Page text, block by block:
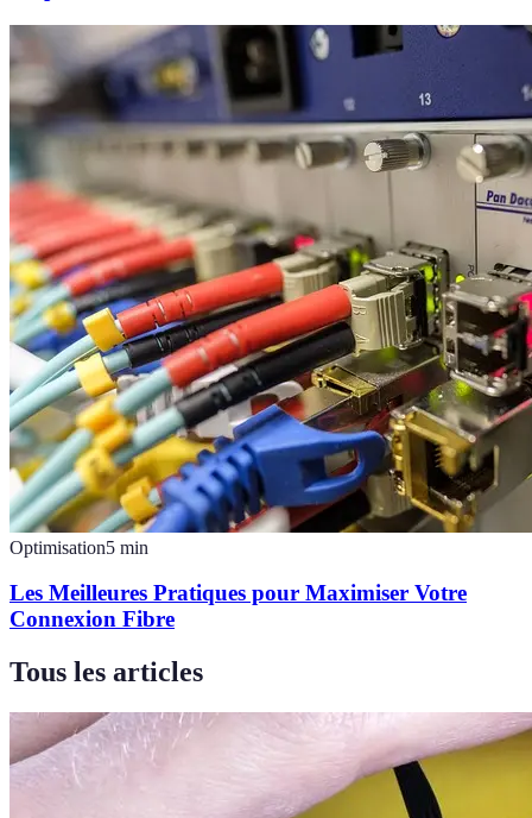
Optimisation5 min
Les Meilleures Pratiques pour Maximiser Votre
Connexion Fibre
Tous les articles